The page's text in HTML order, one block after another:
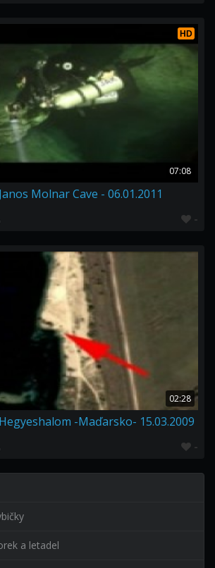
HD
07:08
Molnar Cave - 06.01.2011
-
02:28
-Maďarsko- 15.03.2009
-
a letadel